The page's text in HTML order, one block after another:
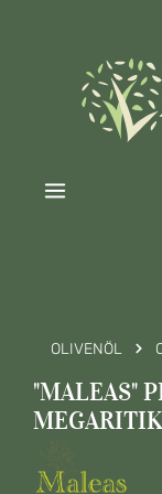
OLIVENÖL
"MALEAS"